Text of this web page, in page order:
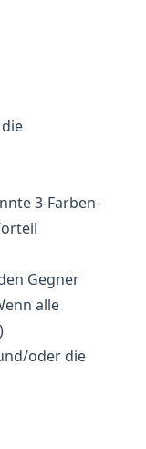
3-Farben-
Gegner
alle
oder die